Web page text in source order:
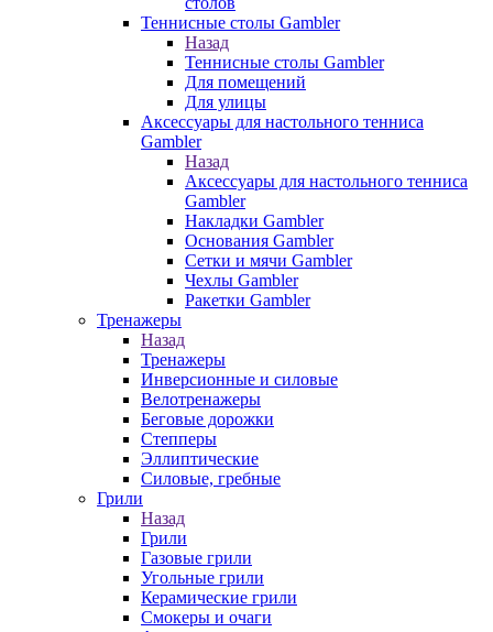
Теннисные столы Gambler
Назад
Теннисные столы Gambler
Для помещений
Для улицы
Аксессуары для настольного тенниса
Gambler
Назад
Аксессуары для настольного тенниса
Gambler
Накладки Gambler
Основания Gambler
Сетки и мячи Gambler
Чехлы Gambler
Ракетки Gambler
Тренажеры
Назад
Тренажеры
Инверсионные и силовые
Велотренажеры
Беговые дорожки
Степперы
Эллиптические
Силовые, гребные
Грили
Назад
Грили
Газовые грили
Угольные грили
Керамические грили
Смокеры и очаги